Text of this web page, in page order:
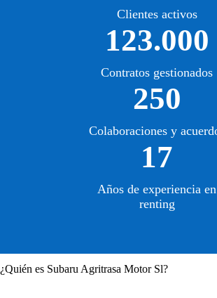
Clientes activos
123.000
Contratos gestionados
250
Colaboraciones y
17
Años de experiencia en
renting
¿Quién es Subaru Agritrasa Motor Sl?